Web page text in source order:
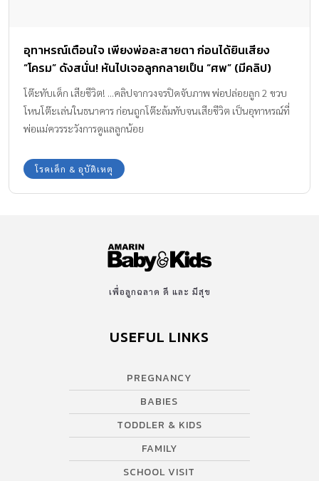
อุทาหรณ์เตือนใจ เพียงพ่อละสายตา ก่อนได้ยินเสียง
“โครม” ดังสนั่น! หันไปเจอลูกกลายเป็น “ศพ” (มีคลิป)
โต๊ะทับเด็ก เสียชีวิต! ...คลิปจากวงจรปิดจับภาพ พ่อปล่อยลูก 2 ขวบ
โหนโต๊ะเล่นในธนาคาร ก่อนถูกโต๊ะล้มทับจนเสียชีวิต เป็นอุทาหรณ์ที่
พ่อแม่ควรระวังการดูแลลูกน้อย
โรคเด็ก & อุบัติเหตุ
เพื่อลูกฉลาด ดี และ มีสุข
USEFUL LINKS
PREGNANCY
BABIES
TODDLER & KIDS
FAMILY
SCHOOL VISIT